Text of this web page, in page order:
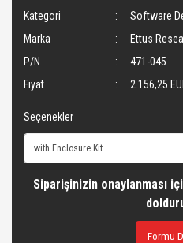
Kategori
Software
Marka
Ettus
P/N
471-045
Fiyat
2.156,25
Seçenekler
Siparişinizin onaylanması
Formu